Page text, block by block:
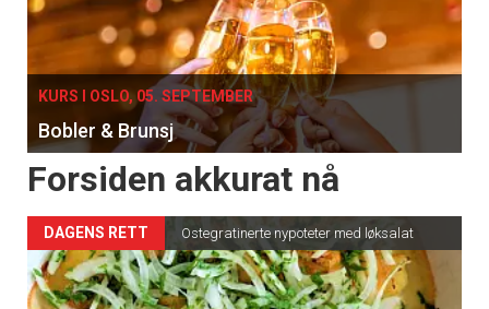
KURS I OSLO, 05. SEPTEMBER
Bobler & Brunsj
Forsiden akkurat nå
DAGENS RETT Ostegratinerte nypoteter med løksalat